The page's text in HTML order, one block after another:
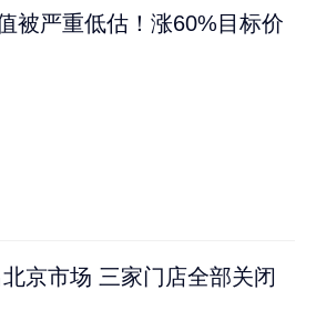
被严重低估！涨60%目标价
京市场 三家门店全部关闭